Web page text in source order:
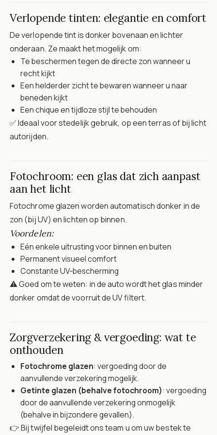
Verlopende tinten: elegantie en comfort
De verlopende tint is donker bovenaan en lichter
onderaan. Ze maakt het mogelijk om:
Te beschermen tegen de directe zon wanneer u
recht kijkt
Een helderder zicht te bewaren wanneer u naar
beneden kijkt
Een chique en tijdloze stijl te behouden
✅ Ideaal voor stedelijk gebruik, op een terras of bij licht
autorijden.
Fotochroom: een glas dat zich aanpast
aan het licht
Fotochrome glazen worden automatisch donker in de
zon (bij UV) en lichten op binnen.
Voordelen:
Eén enkele uitrusting voor binnen en buiten
Permanent visueel comfort
Constante UV-bescherming
⚠️ Goed om te weten: in de auto wordt het glas minder
donker omdat de voorruit de UV filtert.
Zorgverzekering & vergoeding: wat te
onthouden
Fotochrome glazen: vergoeding door de
aanvullende verzekering mogelijk.
Getinte glazen (behalve fotochroom): vergoeding
door de aanvullende verzekering onmogelijk
(behalve in bijzondere gevallen).
👉 Bij twijfel begeleidt ons team u om uw bestek te